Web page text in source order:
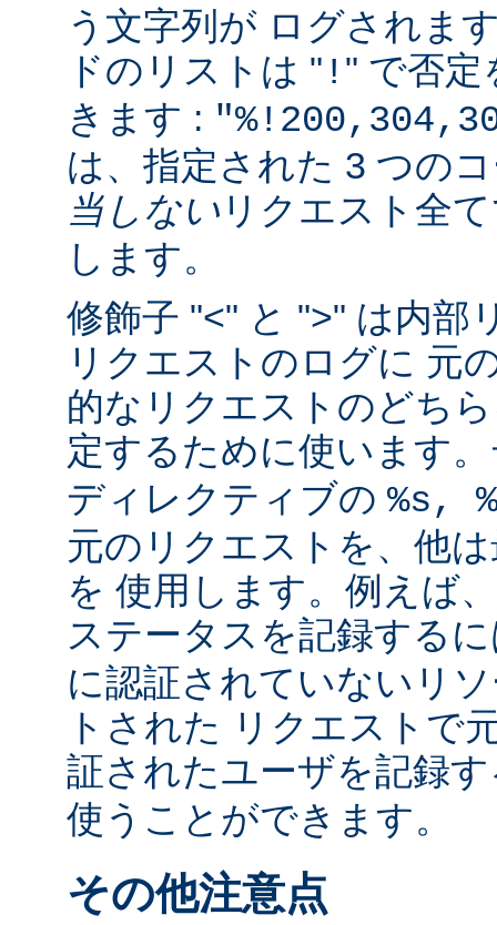
う文字列が ログされま
ドのリストは " ! " で否定
きます :
は、指定された 3 つの
当しない リクエスト全
します。
修飾子 "<" と ">" は内部
リクエストのログに 元
的なリクエストのどち
定するために使います
ディレクティブの %s,
元のリクエストを、他
を 使用します。例えば
ステータスを記録する
に認証されていないリ
トされた リクエストで
証されたユーザを記録
使うことができます。
その他注意点